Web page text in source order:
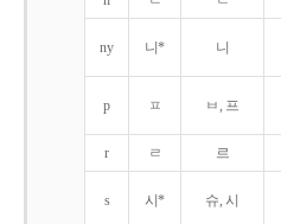
ny 니* 니
p ㅍ ㅂ, 프
r ㄹ 르
s 시* 슈, 시